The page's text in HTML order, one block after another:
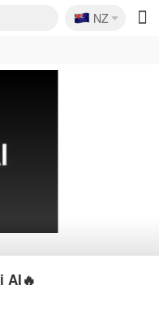
🇳🇿
NZ
AI🔥